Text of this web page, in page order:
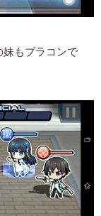
妹もブラコンで